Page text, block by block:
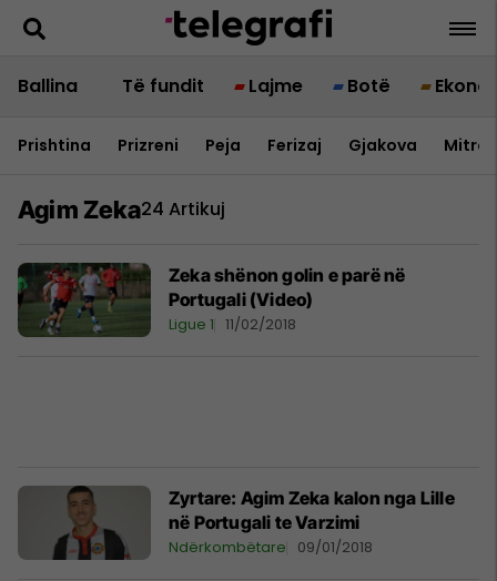
Ballina Të fundit Lajme Botë
Prishtina Prizreni Peja Ferizaj Gjakova
Agim Zeka24 Artikuj
Zeka shënon golin e parë në
Portugali (Video)
Ligue 1 11/02/2018
Zyrtare: Agim Zeka kalon nga Lille
në Portugali te Varzimi
Ndërkombëtare 09/01/2018